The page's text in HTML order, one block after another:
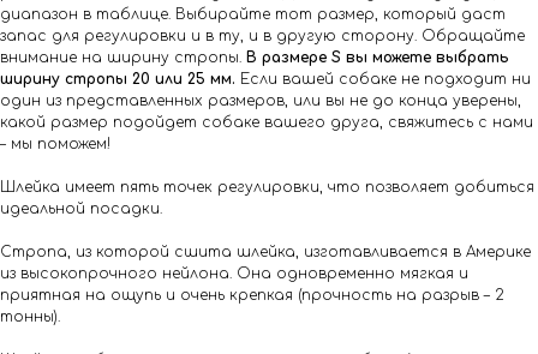
диапазон в таблице. Выбирайте тот размер, который даст
запас для регулировки и в ту, и в другую сторону. Обращайте
внимание на ширину стропы. В размере S вы можете выбрать
ширину стропы 20 или 25 мм. Если вашей собаке не подходит ни
один из представленных размеров, или вы не до конца уверены,
какой размер подойдет собаке вашего друга, свяжитесь с нами
– мы поможем!
Шлейка имеет пять точек регулировки, что позволяет добиться
идеальной посадки.
Стропа, из которой сшита шлейка, изготавливается в Америке
из высокопрочного нейлона. Она одновременно мягкая и
приятная на ощупь и очень крепкая (прочность на разрыв – 2
тонны).